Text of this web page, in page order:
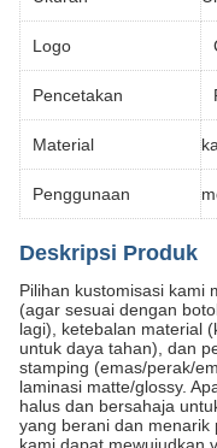
Logo
Pencetakan
Material
Penggunaan
Deskripsi Produk
Pilihan kustomisasi kami
(agar sesuai dengan
lagi), ketebalan material
untuk daya tahan), dan
stamping (emas/perak/
laminasi matte/glossy.
halus dan bersahaja
yang berani dan menarik